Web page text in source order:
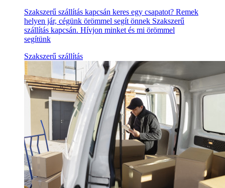
Szakszerű szállítás kapcsán keres egy csapatot? Remek
helyen jár, cégünk örömmel segít önnek Szakszerű
szállítás kapcsán. Hívjon minket és mi örömmel
segítünk
Szakszerű szállítás